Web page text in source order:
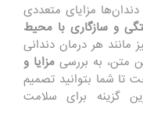
مزایای متعددی
و سازگاری با محیط
مانند هر درمان دندانی
متن، به بررسیمزایا و
تا شما بتوانید تصمیم
گزینه برای سلامت